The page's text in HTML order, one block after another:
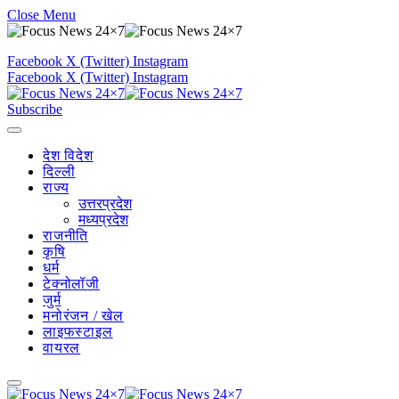
Close Menu
Facebook X (Twitter) Instagram
Facebook X (Twitter) Instagram
Subscribe
देश विदेश
दिल्ली
राज्य
उत्तरप्रदेश
मध्यप्रदेश
राजनीति
कृषि
धर्म
टेक्नोलॉजी
जुर्म
मनोरंजन / खेल
लाइफस्टाइल
वायरल